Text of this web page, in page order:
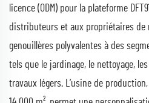
licence (ODM) pour la plateforme
distributeurs et aux propriétaires de
genouillères polyvalentes à des
tels que le jardinage, le nettoyage,
travaux légers. L’usine de